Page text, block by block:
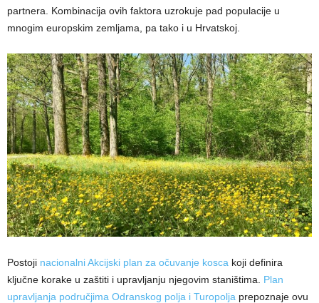
partnera. Kombinacija ovih faktora uzrokuje pad populacije u
mnogim europskim zemljama, pa tako i u Hrvatskoj.
Postoji nacionalni Akcijski plan za očuvanje kosca koji definira
ključne korake u zaštiti i upravljanju njegovim staništima. Plan
upravljanja područjima Odranskog polja i Turopolja prepoznaje ovu